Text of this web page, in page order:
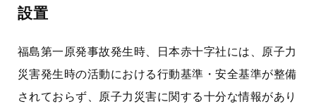
設置
福島第一原発事故発生時、日本赤十字社には、原子力
災害発生時の活動における行動基準・安全基準が整備
されておらず、原子力災害に関する十分な情報があり